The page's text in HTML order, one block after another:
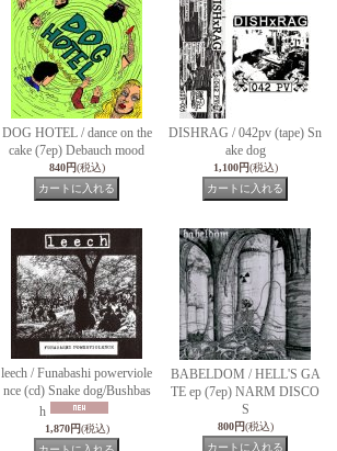
DOG HOTEL / dance on the
cake (7ep) Debauch mood
840円(税込)
DISHRAG / 042pv (tape) Sn
ake dog
1,100円(税込)
leech / Funabashi powerviole
nce (cd) Snake dog/Bushbas
h
1,870円(税込)
BABELDOM / HELL'S GA
TE ep (7ep) NARM DISCO
S
800円(税込)